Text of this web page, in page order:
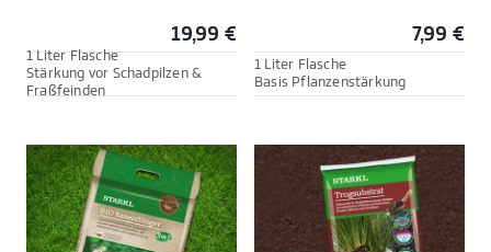
19,99 €
1 Liter Flasche
Stärkung vor Schadpilzen &
Fraßfeinden
7,99 €
1 Liter Flasche
Basis Pflanzenstärkung